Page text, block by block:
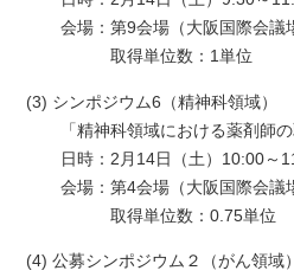
会場：第9会場（大阪国際会
取得単位数：1単位
(3) シンポジウム6（精神科領域）
「精神科領域における薬剤師の
日時： 2月14日（土）10:00～
会場：第4会場（大阪国際会
取得単位数：0.75単位
(4) 公募シンポジウム２（がん領域）